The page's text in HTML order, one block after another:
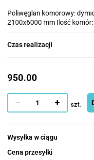
Poliwęglan komorowy:
2100x6000 mm Ilość komór:
Czas realizacji
950.00
szt.
Wysyłka w ciągu
Cena przesyłki